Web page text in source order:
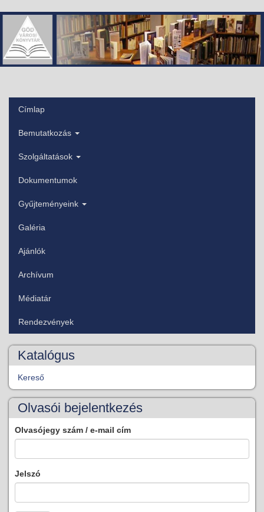
Ugrás
tartalomra
Főmenü
Címlap
Bemutatkozás
Szolgáltatások
Dokumentumok
Gyűjteményeink
Galéria
Ajánlók
Archívum
Médiatár
Rendezvények
Katalógus
Kereső
Olvasói bejelentkezés
Olvasójegy szám / e-mail cím
Jelszó